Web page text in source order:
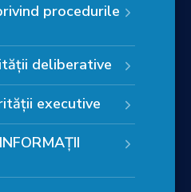
procedurile
deliberative
executive